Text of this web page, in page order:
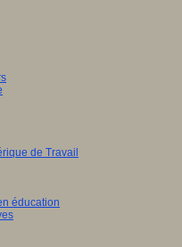
de Travail
éducation